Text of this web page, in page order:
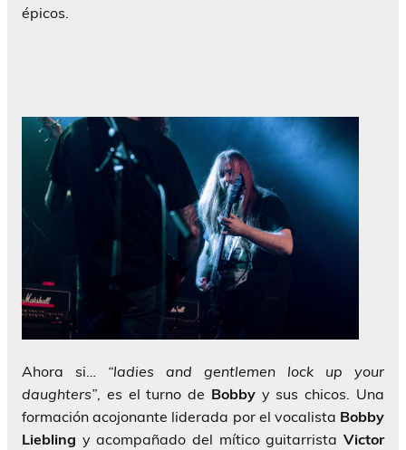
épicos.
Ahora si… “ladies and gentlemen lock up your
daughters”, es el turno de Bobbyy sus chicos. Una
formación acojonante liderada por el vocalista Bobby
Liebling y acompañado del mítico guitarrista Victor